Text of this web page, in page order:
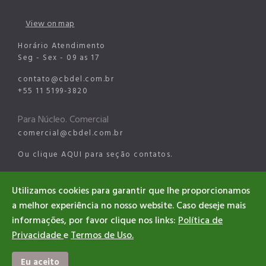
View on map
Horário Atendimento
Seg - Sex - 09 as 17
contato@cbdel.com.br
+55 11 5199-3820
Para Núcleo. Comercial
comercial@cbdel.com.br
Ou clique AQUI para seção contatos.
esports@cbdel.com.br
©2026 CBDEL. All rights reserved
Utilizamos cookies para garantir que lhe proporcionamos
a melhor experiência no nosso website. Caso deseje mais
informações, por favor clique nos links:Política de
PrivacidadeeTermos de Uso.
Eu aceito